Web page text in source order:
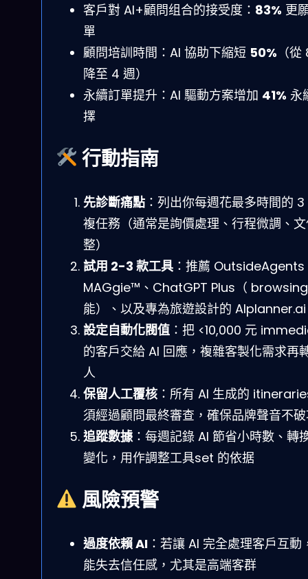
客戶對 AI+顧問组合的接受度： 83% 更
單
顧問培訓時間：AI 協助下縮短 50% （
降至 4 週）
永續訂單提升：AI 驅動方案增加 41% 永
擇
行動指南
先診斷痛點 ：列出你每週花最多時間的
複任務（通常是詢價處理、行程微調、
整）
試用 2-3 款工具 ：推薦 OutsideAgents
MAGgie™、ChatGPT Plus（
能）、以及專為旅遊設計的 AIplanner.ai
設定自動化閥值 ：把 <10,000 元
的客戶交給 AI 回應，複雜客製化需求再
人
保留人工覆核 ：所有 AI 生成的
須經過顧問最終審查，確保品牌聲音不
追蹤數據 ：每週記錄 AI 節省小時數、轉
變化，用作調整工具set 的依据
風險預警
過度依賴 AI ：若讓 AI 完全處理客戶互動
能失去信任感，尤其是高端客群